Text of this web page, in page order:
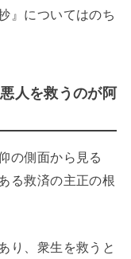
』についてはのち
人を救うのが阿
の側面から見る
る救済の主正の根
り、衆生を救うと